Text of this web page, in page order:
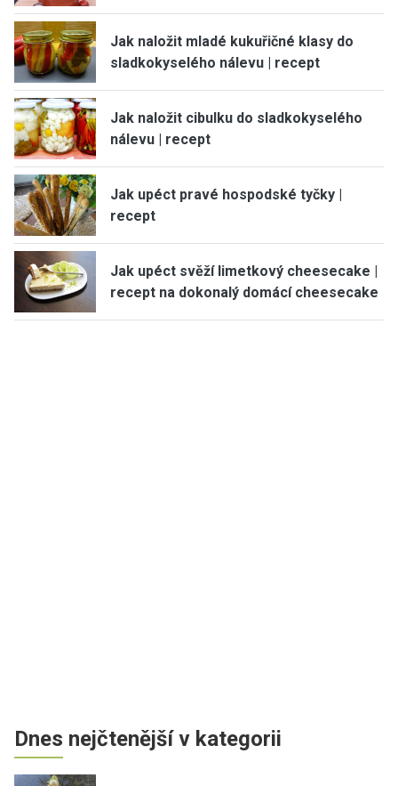
Jak naložit mladé kukuřičné klasy do
sladkokyselého nálevu | recept
Jak naložit cibulku do sladkokyselého
nálevu | recept
Jak upéct pravé hospodské tyčky |
recept
Jak upéct svěží limetkový cheesecake |
recept na dokonalý domácí cheesecake
Dnes nejčtenější v kategorii